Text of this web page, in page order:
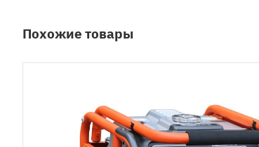
Похожие товары